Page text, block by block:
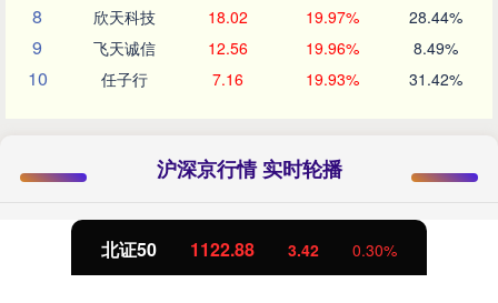
8 欣天科技 18.02 19.97% 28.44%
9 飞天诚信 12.56 19.96% 8.49%
10 任子行 7.16 19.93% 31.42%
沪深京行情 实时轮播
北证50 1122.88 3.42 0.30%